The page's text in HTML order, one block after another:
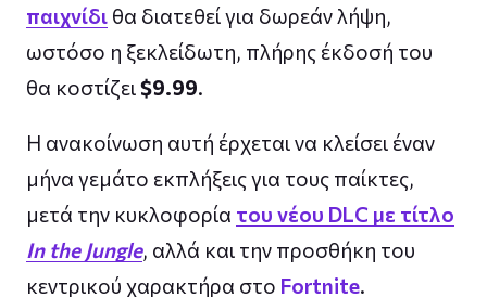
παιχνίδι θα διατεθεί για δωρεάν λήψη,
ωστόσο η ξεκλείδωτη, πλήρης έκδοσή του
θα κοστίζει$9.99.
Η ανακοίνωση αυτή έρχεται να κλείσει έναν
μήνα γεμάτο εκπλήξεις για τους παίκτες,
μετά την κυκλοφορία του νέου DLC με τίτλο
In the Jungle, αλλά και την προσθήκη του
κεντρικού χαρακτήρα στο Fortnite.